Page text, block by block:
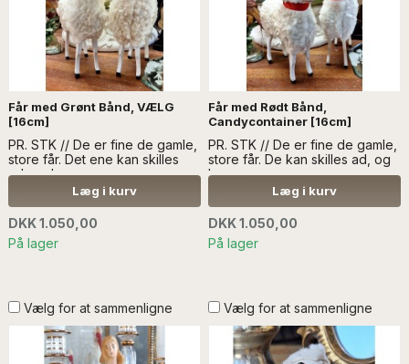
Får med Grønt Bånd, VÆLG
[16cm]
PR. STK // De er fine de gamle,
store får. Det ene kan skilles
ad, og bruges som
candycontainer. Det andet
bræger...LÆS MERE I
BESKRIVELSEN SÆLGES UDEN
ANDEN DEKORATION
Læg i kurv
DKK 1.050,00
På lager
Får med Rødt Bånd,
Candycontainer [16cm]
PR. STK // De er fine de gamle,
store får. De kan skilles ad, og
bruges som
candycontainer...LÆS MERE
SÆLGES UDEN ANDEN
DEKORATION
Læg i kurv
DKK 1.050,00
På lager
Vælg for at sammenligne Vælg for at sammenligne